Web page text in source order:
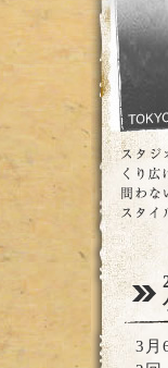
3月